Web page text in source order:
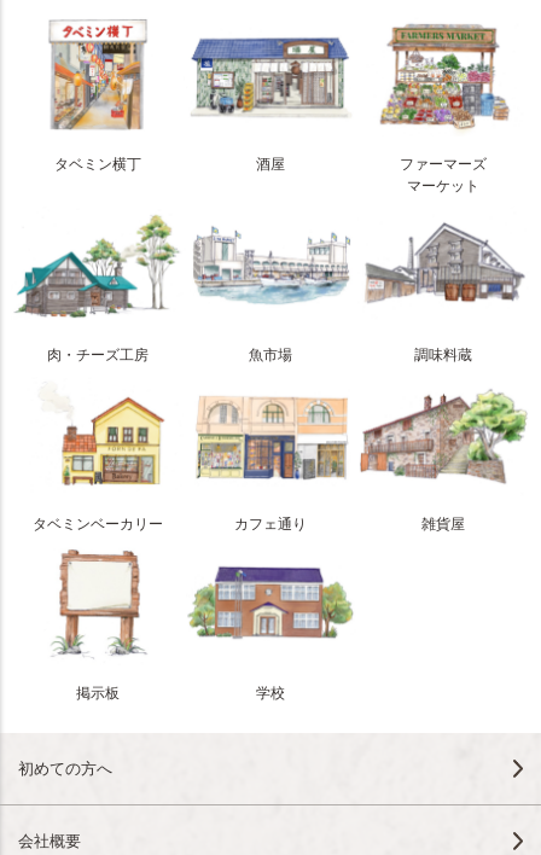
タベミン横丁 酒屋
ファーマーズ
マーケット
肉・チーズ工房 魚市場 調味料蔵
タベミンベーカリー カフェ通り 雑貨屋
掲示板 学校
初めての方へ
会社概要